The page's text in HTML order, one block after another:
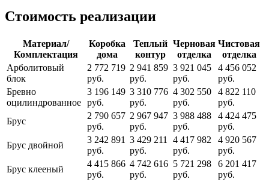
Стоимость реализации
Материал/
Комплектация
Коробка
дома
Теплый
контур
Черновая
отделка
Чистовая
отделка
Арболитовый
блок
2 772 719
руб.
2 941 859
руб.
3 921 045
руб.
4 456 052
руб.
Бревно
оцилиндрованное
3 196 149
руб.
3 310 776
руб.
4 302 550
руб.
4 822 110
руб.
Брус
2 790 657
руб.
2 967 947
руб.
3 988 488
руб.
4 424 475
руб.
Брус двойной
3 242 891
руб.
3 429 211
руб.
4 417 982
руб.
4 920 567
руб.
Брус клееный
4 415 866
руб.
4 742 616
руб.
5 721 298
руб.
6 201 417
руб.